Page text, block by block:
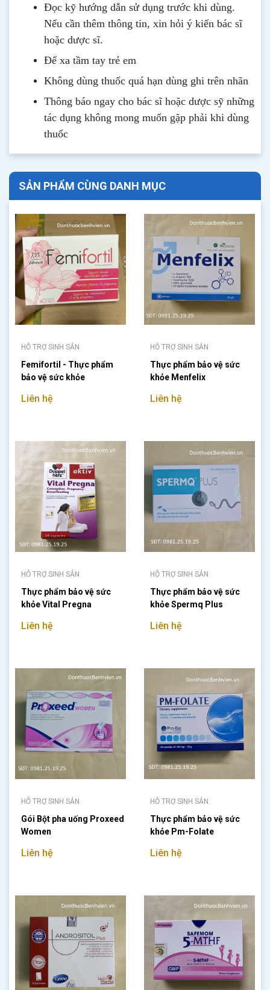
Đọc kỹ hướng dẫn sử dụng trước khi dùng.
Nếu cần thêm thông tin, xin hỏi ý kiến bác sĩ
hoặc dược sĩ.
Để xa tầm tay trẻ em
Không dùng thuốc quá hạn dùng ghi trên nhãn
Thông báo ngay cho bác sĩ hoặc dược sỹ những
tác dụng không mong muốn gặp phải khi dùng
thuốc
SẢN PHẨM CÙNG DANH MỤC
HỖ TRỢ SINH SẢN
Femifortil - Thực phẩm
bảo vệ sức khỏe
Liên hệ
HỖ TRỢ SINH SẢN
Thực phẩm bảo vệ sức
khỏe Menfelix
Liên hệ
HỖ TRỢ SINH SẢN
Thực phẩm bảo vệ sức
khỏe Vital Pregna
Liên hệ
HỖ TRỢ SINH SẢN
Thực phẩm bảo vệ sức
khỏe Spermq Plus
Liên hệ
HỖ TRỢ SINH SẢN
Gói Bột pha uống Proxeed
Women
Liên hệ
HỖ TRỢ SINH SẢN
Thực phẩm bảo vệ sức
khỏe Pm-Folate
Liên hệ